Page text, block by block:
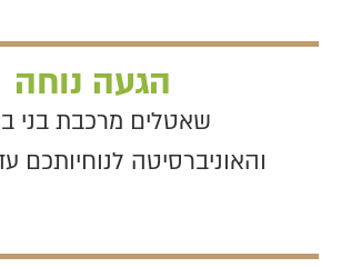
הגעה נוחה
שאטלים מרכבת בני
והאוניברסיטה לנוחיותכם